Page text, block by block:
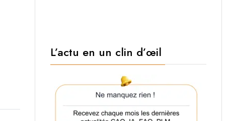
L’actu en un clin d’œil